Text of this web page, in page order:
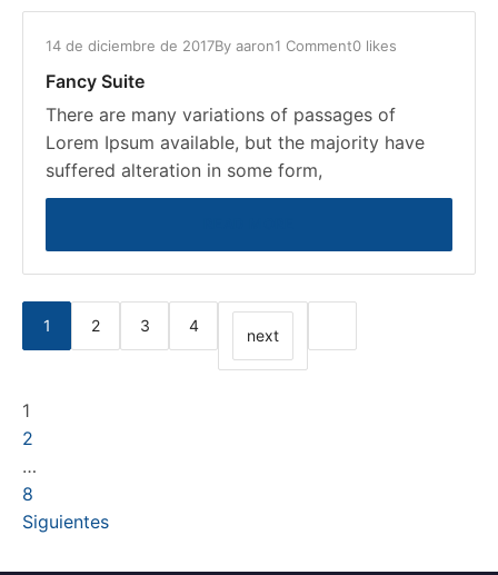
14 de diciembre de 2017By aaron1 Comment0 likes
Fancy Suite
There are many variations of passages of
Lorem Ipsum available, but the majority have
suffered alteration in some form,
1 2 3 4
next
Navegación de entradas
1
2
…
8
Siguientes